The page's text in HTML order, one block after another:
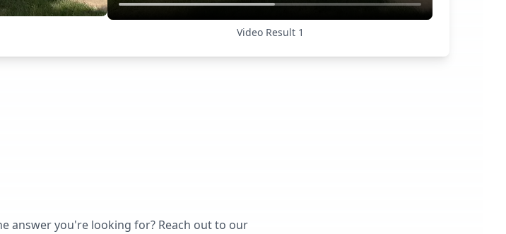
Video Result 1
answer you're looking for? Reach out to our